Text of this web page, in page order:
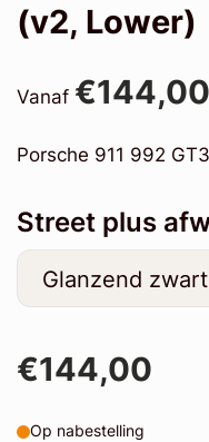
(v2, Lower)
Vanaf €144,00
Porsche 911 992
Street plus
€144,00
Op nabestelling